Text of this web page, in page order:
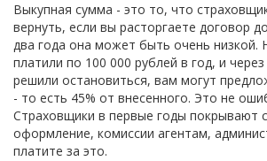
Выкупная сумма - это то, что
вернуть, если вы расторгаете договор
два года она может быть очень низкой.
платили по 100 000 рублей в год, и
решили остановиться, вам могут
- то есть 45% от внесенного. Это не
Страховщики в первые годы покрывают
оформление, комиссии агентам,
платите за это.